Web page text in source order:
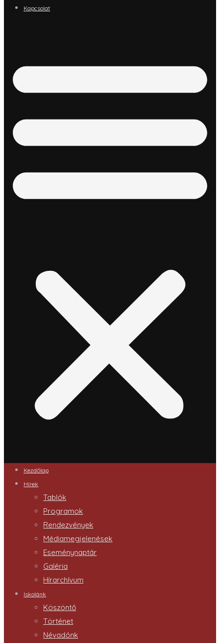
Kapcsolat
Kezdőlap
Hírek
Tablók
Programok
Rendezvények
Médiamegjelenések
Eseménynaptár
Galéria
Hírarchívum
Iskolánk
Köszöntő
Történet
Névadónk